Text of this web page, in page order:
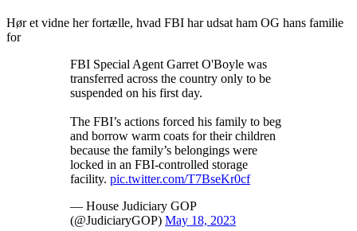
Hør et vidne her fortælle, hvad FBI har udsat ham OG hans familie
for
FBI Special Agent Garret O'Boyle was
transferred across the country only to be
suspended on his first day.
The FBI’s actions forced his family to beg
and borrow warm coats for their children
because the family’s belongings were
locked in an FBI-controlled storage
facility. pic.twitter.com/T7BseKr0cf
— House Judiciary GOP
(@JudiciaryGOP) May 18, 2023